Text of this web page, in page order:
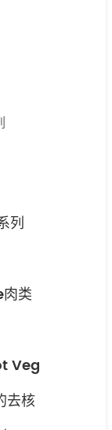
列
类
Veg
去核